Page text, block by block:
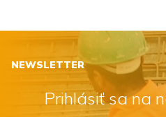
NEWSLETTER
Prihlásiť sa na